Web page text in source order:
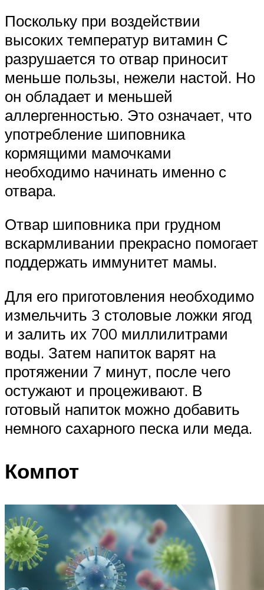
Поскольку при воздействии
высоких температур витамин С
разрушается то отвар приносит
меньше пользы, нежели настой. Но
он обладает и меньшей
аллергенностью. Это означает, что
употребление шиповника
кормящими мамочками
необходимо начинать именно с
отвара.
Отвар шиповника при грудном
вскармливании прекрасно помогает
поддержать иммунитет мамы.
Для его приготовления необходимо
измельчить 3 столовые ложки ягод
и залить их 700 миллилитрами
воды. Затем напиток варят на
протяжении 7 минут, после чего
остужают и процеживают. В
готовый напиток можно добавить
немного сахарного песка или меда.
Компот